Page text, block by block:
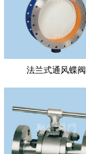
法兰式通风蝶阀